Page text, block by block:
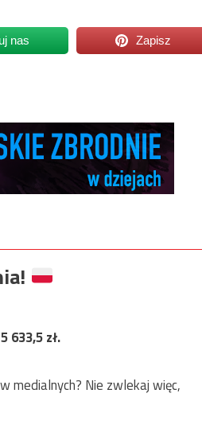
nas Zapisz
633,5zł.
medialnych? Nie zwlekaj więc,